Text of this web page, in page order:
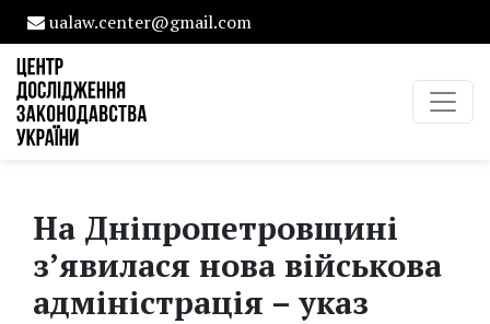
ualaw.center@gmail.com
На Дніпропетровщині
з’явилася нова військова
адміністрація – указ